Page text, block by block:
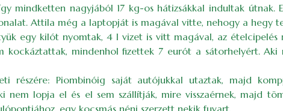
mindketten nagyjából 17 kg-os hátizsákkal indultak útnak.
Attila még a laptopját is magával vitte, nehogy a hegy
egy kilót nyomtak, 4 l vizet is vitt magával, az
kockáztattak, mindenhol fizettek 7 eurót a sátorhelyért.
részére: Piombinóig saját autójukkal utaztak, majd
lopja el és el sem szállítják, mire visszaérnek, majd
egy kocsmás néni szerzett nekik fuvart.